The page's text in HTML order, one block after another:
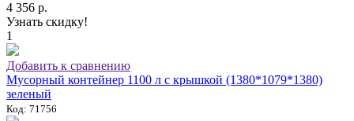
4 356 р.
Узнать скидку!
1
Добавить к сравнению
Мусорный контейнер 1100 л с крышкой (1380*1079*1380)
зеленый
Код: 71756